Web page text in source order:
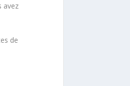
avez
de